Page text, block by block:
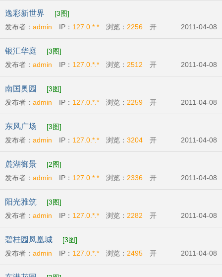
间:2011-04-01
逸彩新世界
[3图]
发布者： admin IP： 127.0.*.* 浏览： 2256 开
间:2011-04-16
2011-04-08
银汇华庭
[3图]
发布者： admin IP： 127.0.*.* 浏览： 2512 开
04-09
2011-04-08
南国奥园
[3图]
发布者： admin IP： 127.0.*.* 浏览： 2259 开
时间:2011-04-07
2011-04-08
东风广场
[3图]
发布者： admin IP： 127.0.*.* 浏览： 3204 开
间:2011-04-09
2011-04-08
麓湖御景
[2图]
发布者： admin IP： 127.0.*.* 浏览： 2336 开
间:2011-04-07
2011-04-08
阳光雅筑
[3图]
发布者： admin IP： 127.0.*.* 浏览： 2282 开
04-09
2011-04-08
碧桂园凤凰城
[3图]
发布者： admin IP： 127.0.*.* 浏览： 2495 开
2011-04-08